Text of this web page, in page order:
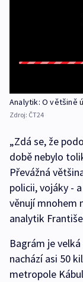
Analytik: O většině
Zdroj: ČT24
„Zdá se, že
době nebylo
Převážná
policii, vojáky -
věnují mnohem
analytik
Bagrám je
nachází asi 50
metropole